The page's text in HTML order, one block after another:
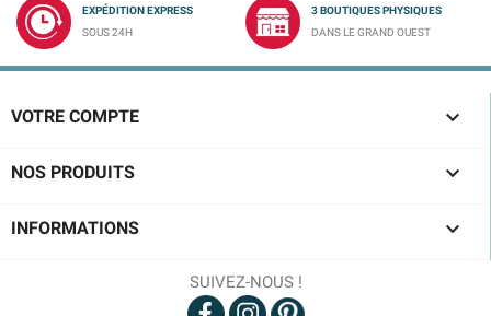
EXPÉDITION EXPRESS
SOUS 24H
3 BOUTIQUES PHYSIQUES
DANS LE GRAND OUEST
VOTRE COMPTE 
NOS PRODUITS 
INFORMATIONS 
SUIVEZ-NOUS !